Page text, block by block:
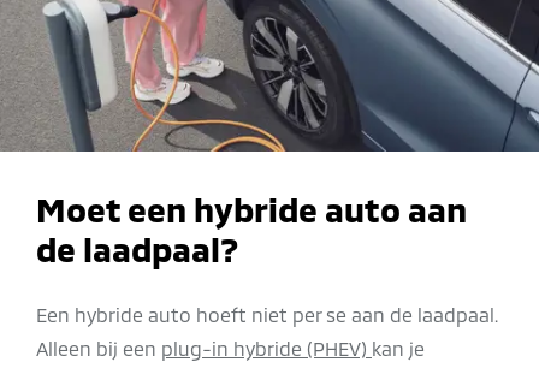
Moet een hybride auto aan
de laadpaal?
Een hybride auto hoeft niet per se aan de laadpaal.
Alleen bij een plug-in hybride (PHEV) kan je